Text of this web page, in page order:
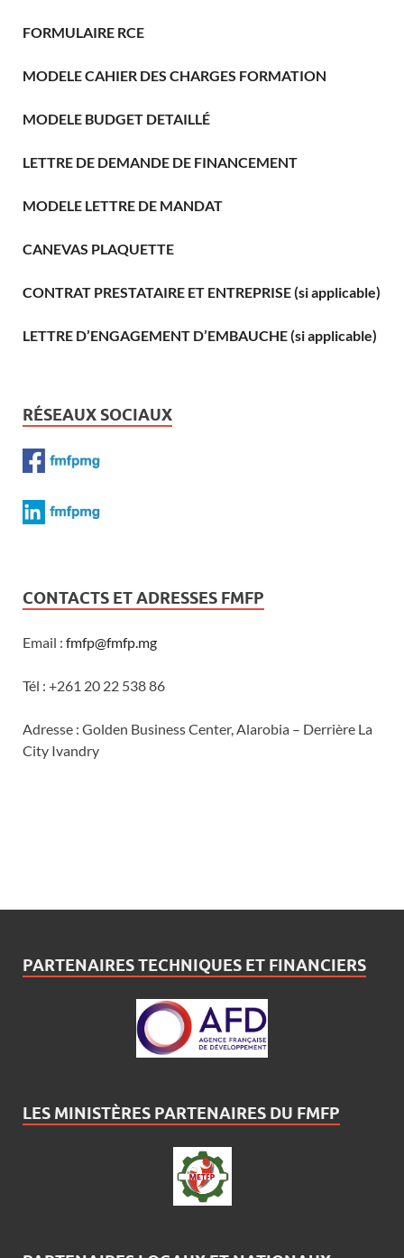
FORMULAIRE RCE
MODELE CAHIER DES CHARGES FORMATION
MODELE BUDGET DETAILLÉ
LETTRE DE DEMANDE DE FINANCEMENT
MODELE LETTRE DE MANDAT
CANEVAS PLAQUETTE
CONTRAT PRESTATAIRE ET ENTREPRISE (si applicable)
LETTRE D’ENGAGEMENT D’EMBAUCHE (si applicable)
RÉSEAUX SOCIAUX
CONTACTS ET ADRESSES FMFP
Email : fmfp@fmfp.mg
Tél : +261 20 22 538 86
Adresse : Golden Business Center, Alarobia – Derrière La
City Ivandry
PARTENAIRES TECHNIQUES ET FINANCIERS
LES MINISTÈRES PARTENAIRES DU FMFP